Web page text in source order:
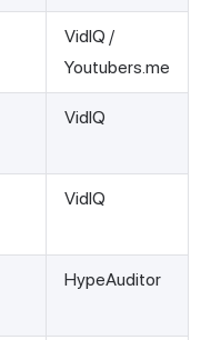
VidIQ /
Youtubers.me
VidIQ
VidIQ
HypeAuditor